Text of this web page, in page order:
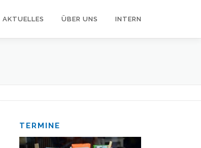
AKTUELLES ÜBER UNS INTERN
TERMINE